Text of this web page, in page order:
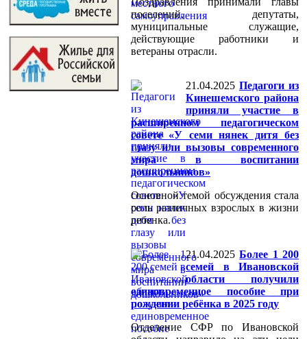
поселений, депутаты,
муниципальные служащие,
действующие работники и
ветераны отрасли.
21.04.2025 Педагоги из
Кинешемского района
приняли участие в
расширенном педагогическом
совете «У семи нянек дитя без
глазу или вызовы современного
мира в воспитании
дошкольников»
Основной темой обсуждения стала
роль различных взрослых в жизни
ребенка.
21.04.2025 Более 1 200
семей в Ивановской
области получили
единовременное пособие при
рождении ребёнка в 2025 году
Отделение СФР по Ивановской